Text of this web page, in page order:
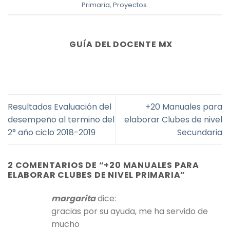
Primaria, Proyectos.
GUÍA DEL DOCENTE MX
Resultados Evaluación del
desempeño al termino del
2° año ciclo 2018-2019
+20 Manuales para
elaborar Clubes de nivel
Secundaria
2 COMENTARIOS DE “+20 MANUALES PARA
ELABORAR CLUBES DE NIVEL PRIMARIA”
margaritadice:
gracias por su ayuda, me ha servido de
mucho